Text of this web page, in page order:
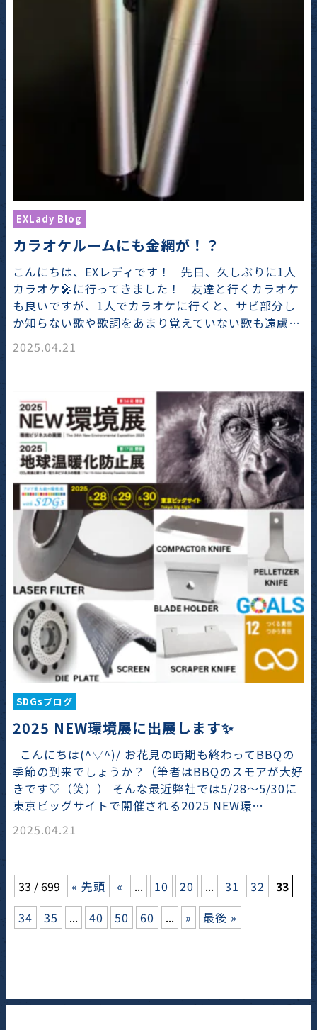
EXLady Blog
カラオケルームにも金網が！？
こんにちは、EXレディです！ 先日、久しぶりに1人
カラオケ🎤に行ってきました！ 友達と行くカラオケ
も良いですが、1人でカラオケに行くと、サビ部分し
か知らない歌や歌詞をあまり覚えていない歌も遠慮…
2025.04.21
SDGsブログ
2025 NEW環境展に出展します✨
こんにちは(^▽^)/ お花見の時期も終わってBBQの
季節の到来でしょうか？（筆者はBBQのスモアが大好
きです♡（笑）） そんな最近弊社では5/28～5/30に
東京ビッグサイトで開催される2025 NEW環…
2025.04.21
33 / 699 « 先頭 « ... 10 20 ... 31 32
33
34
35 ... 40 50 60 ... » 最後 »